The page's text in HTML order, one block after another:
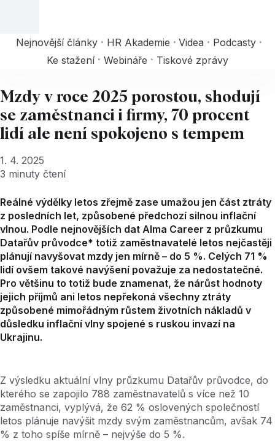
Nejnovější články HR Akademie Videa
Podcasty
Ke stažení
Webináře Tiskové zprávy
Mzdy v roce 2025 porostou, shodují
se zaměstnanci i firmy, 70 procent
lidí ale není spokojeno s tempem
1. 4. 2025
3 minuty čtení
Reálné výdělky letos zřejmě zase umažou jen část ztráty
z posledních let, způsobené předchozí silnou inflační
vlnou. Podle nejnovějších dat Alma Career z průzkumu
Datařův průvodce* totiž zaměstnavatelé letos nejčastěji
plánují navyšovat mzdy jen mírně – do 5 %. Celých 71 %
lidí ovšem takové navýšení považuje za nedostatečné.
Pro většinu to totiž bude znamenat, že nárůst hodnoty
jejich příjmů ani letos nepřekoná všechny ztráty
způsobené mimořádným růstem životních nákladů v
důsledku inflační vlny spojené s ruskou invazí na
Ukrajinu.
Z výsledku aktuální vlny průzkumu Datařův průvodce, do
kterého se zapojilo 788 zaměstnavatelů s více než 10
zaměstnanci, vyplývá, že 62 % oslovených společností
letos plánuje navýšit mzdy svým zaměstnancům, avšak 74
% z toho spíše mírně – nejvýše do 5 %.